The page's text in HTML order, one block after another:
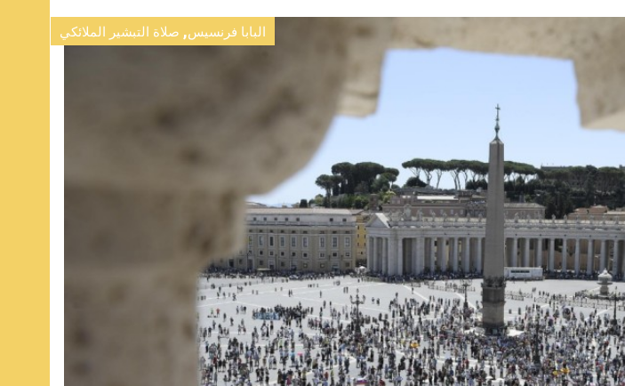
البابا فرنسيس, صلاة التبشير الملائكي